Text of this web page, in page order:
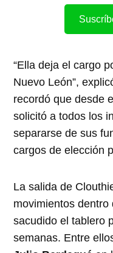
“Ella deja el cargo
Nuevo León”,
recordó que desde
solicitó a todos los
separarse de sus
cargos de elección
La salida de
movimientos
sacudido el tablero
semanas. Entre